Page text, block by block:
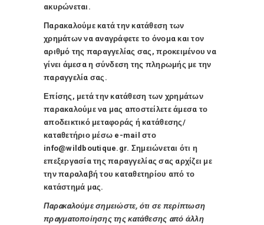
ακυρώνεται.
Παρακαλούμε κατά την κατάθεση των
χρημάτων να αναγράφετε το όνομα και τον
αριθμό της παραγγελίας σας, προκειμένου να
γίνει άμεσα η σύνδεση της πληρωμής με την
παραγγελία σας.
Επίσης, μετά την κατάθεση των χρημάτων
παρακαλούμε να μας αποστείλετε άμεσα το
αποδεικτικό μεταφοράς ή κατάθεσης/
καταθετήριο μέσω e-mail στο
info@wildboutique.gr. Σημειώνεται ότι η
επεξεργασία της παραγγελίας σας αρχίζει με
την παραλαβή του καταθετηρίου από το
κατάστημά μας.
Παρακαλούμε σημειώστε, ότι σε περίπτωση
πραγματοποίησης της κατάθεσης από άλλη